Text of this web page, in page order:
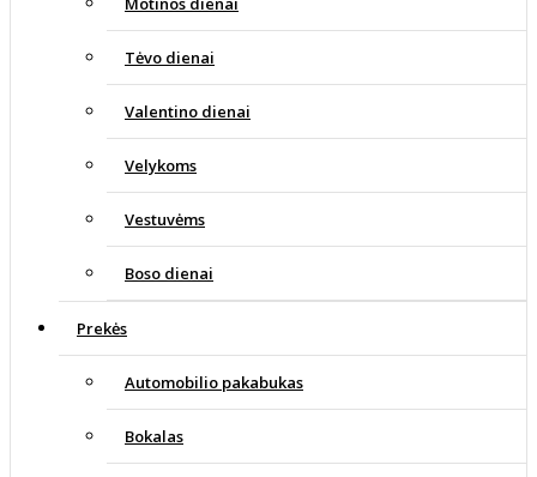
Tėvo dienai
Valentino dienai
Velykoms
Vestuvėms
Boso dienai
Prekės
Automobilio pakabukas
Bokalas